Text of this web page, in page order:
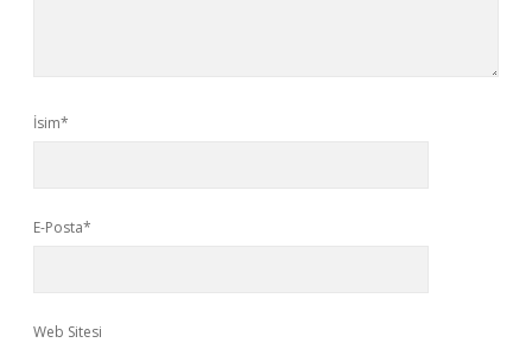
İsim*
E-Posta*
Web Sitesi